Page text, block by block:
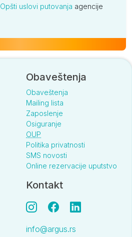
Opšti uslovi putovanja agencije
Obaveštenja
Obaveštenja
Mailing lista
Zaposlenje
Osiguranje
OUP
Politika privatnosti
SMS novosti
Online rezervacije uputstvo
Kontakt
info@argus.rs